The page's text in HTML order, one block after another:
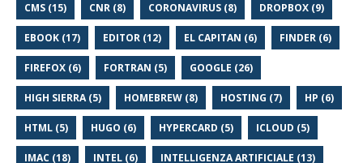
CMS (15) CNR (8) CORONAVIRUS (8) DROPBOX (9)
EBOOK (17) EDITOR (12) EL CAPITAN (6) FINDER (6)
FIREFOX (6) FORTRAN (5) GOOGLE (26)
HIGH SIERRA (5) HOMEBREW (8) HOSTING (7) HP (6)
HTML (5) HUGO (6) HYPERCARD (5) ICLOUD (5)
IMAC (18) INTEL (6) INTELLIGENZA ARTIFICIALE (13)